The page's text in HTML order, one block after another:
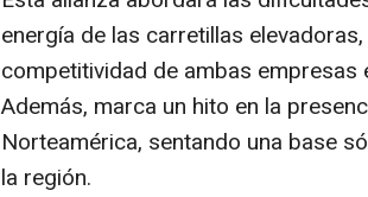
energía de las carretillas
competitividad de ambas
Además, marca un hito en la
Norteamérica, sentando una base
la región.